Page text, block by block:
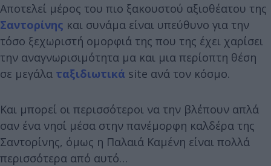
Αποτελεί μέρος του πιο ξακουστού αξιοθέατου της
Σαντορίνης και συνάμα είναι υπεύθυνο για την
τόσο ξεχωριστή ομορφιά της που της έχει χαρίσει
την αναγνωρισιμότητα μα και μια περίοπτη θέση
σε μεγάλα ταξιδιωτικά site ανά τον κόσμο.
Και μπορεί οι περισσότεροι να την βλέπουν απλά
σαν ένα νησί μέσα στην πανέμορφη καλδέρα της
Σαντορίνης, όμως η Παλαιά Καμένη είναι πολλά
περισσότερα από αυτό…